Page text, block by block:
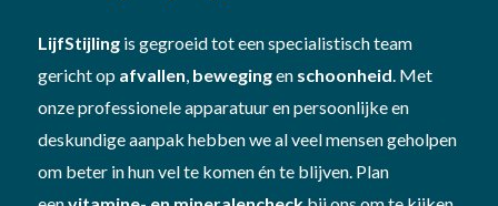
LijfStijlingis gegroeid tot een specialistisch team
gericht op afvallen bewegingen schoonheid . Met
onze professionele apparatuur en persoonlijke en
deskundige aanpak hebben we al veel mensen geholpen
om beter in hun vel te komen én te blijven. Plan